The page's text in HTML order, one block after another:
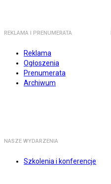
REKLAMA I PRENUMERATA
Reklama
Ogłoszenia
Prenumerata
Archiwum
NASZE WYDARZENIA
Szkolenia i konferencje